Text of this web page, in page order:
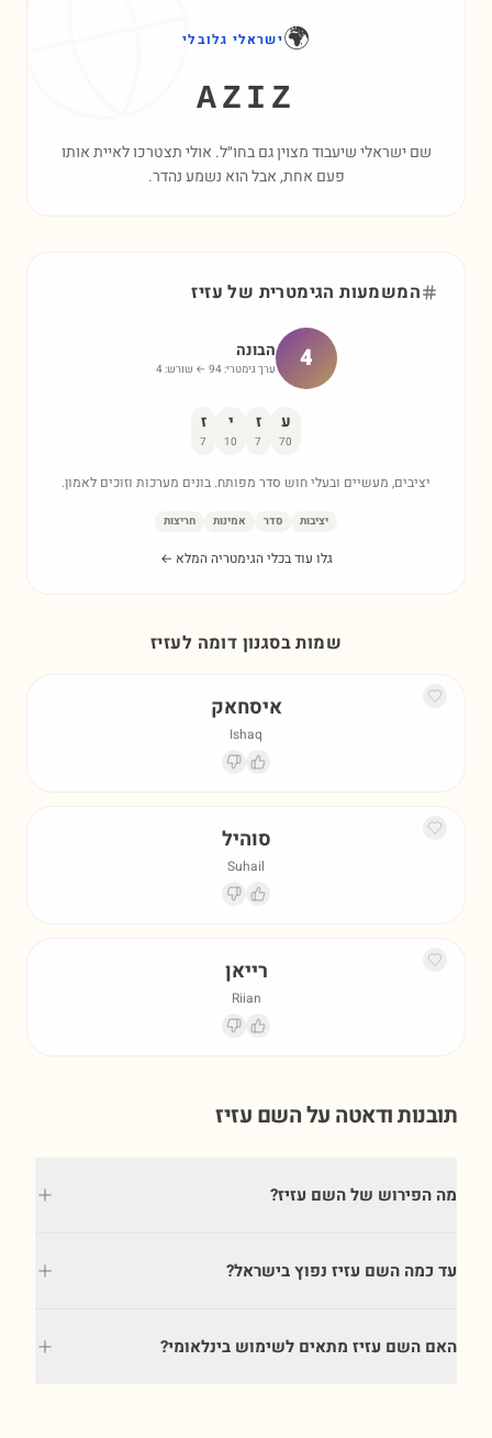
🌍ישראלי גלובלי
AZIZ
שם ישראלי שיעבוד מצוין גם בחו״ל. אולי תצטרכו לאיית אותו
פעם אחת, אבל הוא נשמע נהדר.
המשמעות הגימטרית של עזיז
4 הבונה
ערך גימטרי: 94 ← שורש: 4
ע
70
ז
7
י
10
ז
7
יציבים, מעשיים ובעלי חוש סדר מפותח. בונים מערכות וזוכים לאמון.
יציבות סדר אמינות חריצות
גלו עוד בכלי הגימטריה המלא ←
שמות בסגנון דומה לעזיז
איסחאק
Ishaq
סוהיל
Suhail
רייאן
Riian
תובנות ודאטה על השם עזיז
מה הפירוש של השם עזיז?
עד כמה השם עזיז נפוץ בישראל?
האם השם עזיז מתאים לשימוש בינלאומי?